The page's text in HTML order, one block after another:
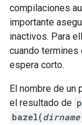
compilaciones
importante
inactivos. Para
cuando
espera corto.
El nombre de un
el resultado de
bazel(dirname